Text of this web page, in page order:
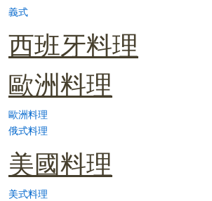
義式
西班牙料理
歐洲料理
歐洲料理
俄式料理
美國料理
美式料理